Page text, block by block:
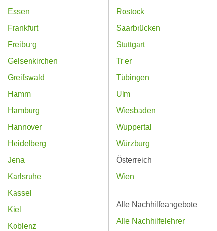
Essen
Frankfurt
Freiburg
Gelsenkirchen
Greifswald
Hamm
Hamburg
Hannover
Heidelberg
Jena
Karlsruhe
Kassel
Kiel
Koblenz
Rostock
Saarbrücken
Stuttgart
Trier
Tübingen
Ulm
Wiesbaden
Wuppertal
Würzburg
Österreich
Wien
Alle Nachhilfeangebote
Alle Nachhilfelehrer